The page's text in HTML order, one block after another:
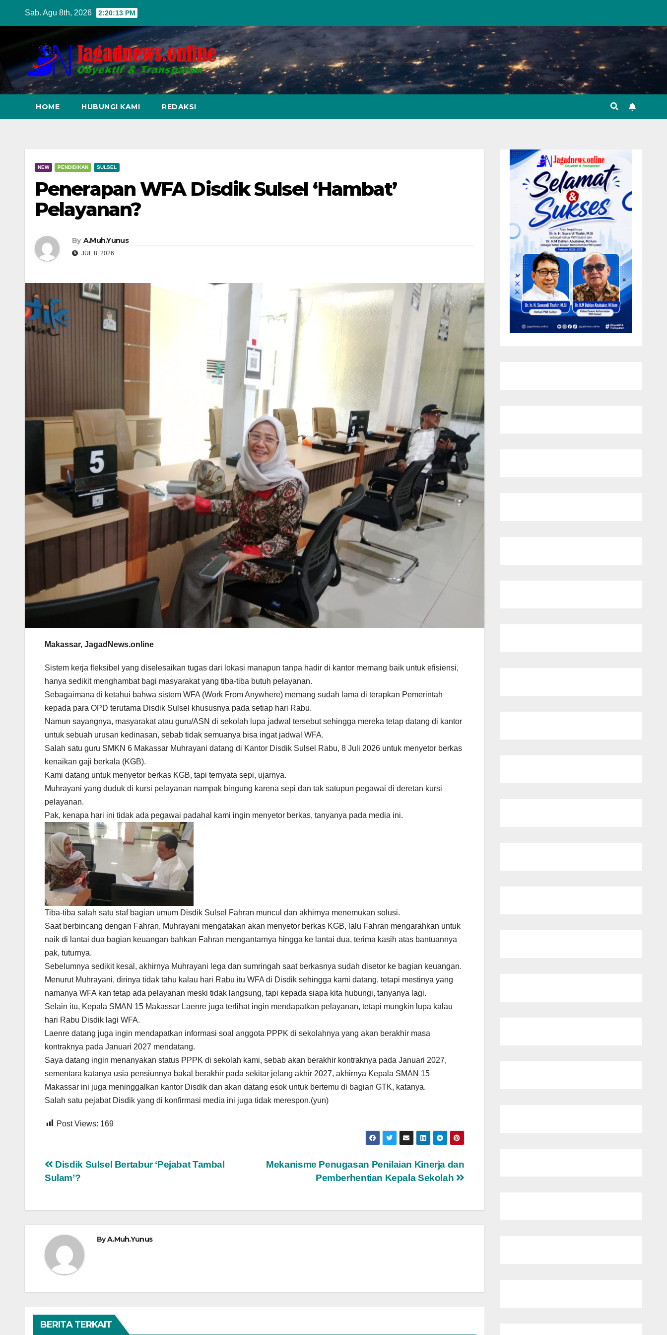
Sab. Agu 8th, 2026 2:20:14 PM
HOME HUBUNGI KAMI REDAKSI
NEW PENDIDIKAN SULSEL
Penerapan WFA Disdik Sulsel ‘Hambat’
Pelayanan?
By A.Muh.Yunus
JUL 8, 2026
Makassar, JagadNews.online
Sistem kerja fleksibel yang diselesaikan tugas dari lokasi manapun tanpa hadir di kantor memang baik untuk efisiensi,
hanya sedikit menghambat bagi masyarakat yang tiba-tiba butuh pelayanan.
Sebagaimana di ketahui bahwa sistem WFA (Work From Anywhere) memang sudah lama di terapkan Pemerintah
kepada para OPD terutama Disdik Sulsel khususnya pada setiap hari Rabu.
Namun sayangnya, masyarakat atau guru/ASN di sekolah lupa jadwal tersebut sehingga mereka tetap datang di kantor
untuk sebuah urusan kedinasan, sebab tidak semuanya bisa ingat jadwal WFA.
Salah satu guru SMKN 6 Makassar Muhrayani datang di Kantor Disdik Sulsel Rabu, 8 Juli 2026 untuk menyetor berkas
kenaikan gaji berkala (KGB).
Kami datang untuk menyetor berkas KGB, tapi ternyata sepi, ujarnya.
Muhrayani yang duduk di kursi pelayanan nampak bingung karena sepi dan tak satupun pegawai di deretan kursi
pelayanan.
Pak, kenapa hari ini tidak ada pegawai padahal kami ingin menyetor berkas, tanyanya pada media ini.
Tiba-tiba salah satu staf bagian umum Disdik Sulsel Fahran muncul dan akhirnya menemukan solusi.
Saat berbincang dengan Fahran, Muhrayani mengatakan akan menyetor berkas KGB, lalu Fahran mengarahkan untuk
naik di lantai dua bagian keuangan bahkan Fahran mengantarnya hingga ke lantai dua, terima kasih atas bantuannya
pak, tuturnya.
Sebelumnya sedikit kesal, akhirnya Muhrayani lega dan sumringah saat berkasnya sudah disetor ke bagian keuangan.
Menurut Muhrayani, dirinya tidak tahu kalau hari Rabu itu WFA di Disdik sehingga kami datang, tetapi mestinya yang
namanya WFA kan tetap ada pelayanan meski tidak langsung, tapi kepada siapa kita hubungi, tanyanya lagi.
Selain itu, Kepala SMAN 15 Makassar Laenre juga terlihat ingin mendapatkan pelayanan, tetapi mungkin lupa kalau
hari Rabu Disdik lagi WFA.
Laenre datang juga ingin mendapatkan informasi soal anggota PPPK di sekolahnya yang akan berakhir masa
kontraknya pada Januari 2027 mendatang.
Saya datang ingin menanyakan status PPPK di sekolah kami, sebab akan berakhir kontraknya pada Januari 2027,
sementara katanya usia pensiunnya bakal berakhir pada sekitar jelang akhir 2027, akhirnya Kepala SMAN 15
Makassar ini juga meninggalkan kantor Disdik dan akan datang esok untuk bertemu di bagian GTK, katanya.
Salah satu pejabat Disdik yang di konfirmasi media ini juga tidak merespon.(yun)
Post Views: 169
Navigasi
Mekanisme Penugasan Penilaian Kinerja dan
Pemberhentian Kepala Sekolah
Disdik Sulsel Bertabur ‘Pejabat Tambal
Sulam’?
ByA.Muh.Yunus
BERITA TERKAIT